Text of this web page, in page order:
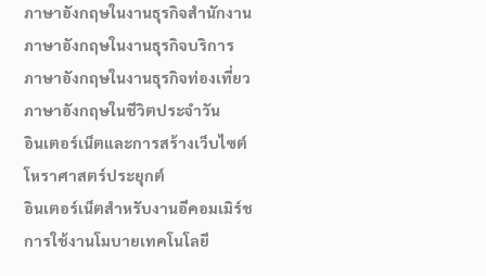
ภาษาอังกฤษในงานธุรกิจสำนักงาน
ภาษาอังกฤษในงานธุรกิจบริการ
ภาษาอังกฤษในงานธุรกิจท่องเที่ยว
ภาษาอังกฤษในชีวิตประจำวัน
อินเตอร์เน็ตและการสร้างเว็บไซต์
โหราศาสตร์ประยุกต์
อินเตอร์เน็ตสำหรับงานอีคอมเมิร์ช
การใช้งานโมบายเทคโนโลยี